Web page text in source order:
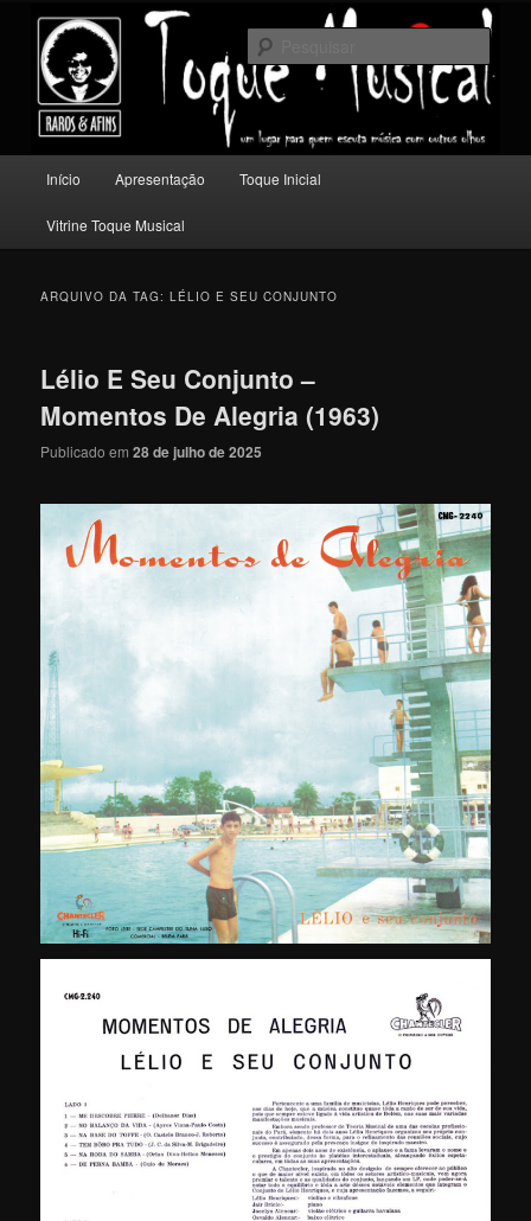
conteúdo
principal
conteúdo
secundário
Toque Musical
Um lugar para quem escuta música com outros olhos.
principal
Início Apresentação Toque Inicial
Vitrine Toque Musical
ARQUIVO DA TAG:LÉLIO E SEU CONJUNTO
Lélio E Seu Conjunto –
Momentos De Alegria (1963)
Publicado em28 de julho de 2025